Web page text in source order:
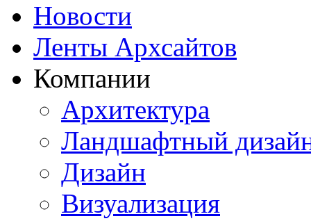
Новости
Ленты Архсайтов
Компании
Архитектура
Ландшафтный
Дизайн
Визуализация